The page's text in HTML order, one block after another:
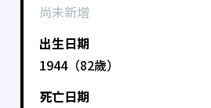
尚未新增
出生日期
1944（82歲）
死亡日期